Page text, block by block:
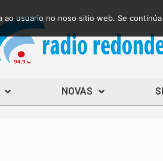
NOVAS
usuario no noso sitio web. Se